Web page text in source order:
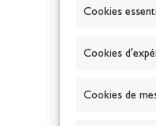
Cookies
Cookies
Cookies de